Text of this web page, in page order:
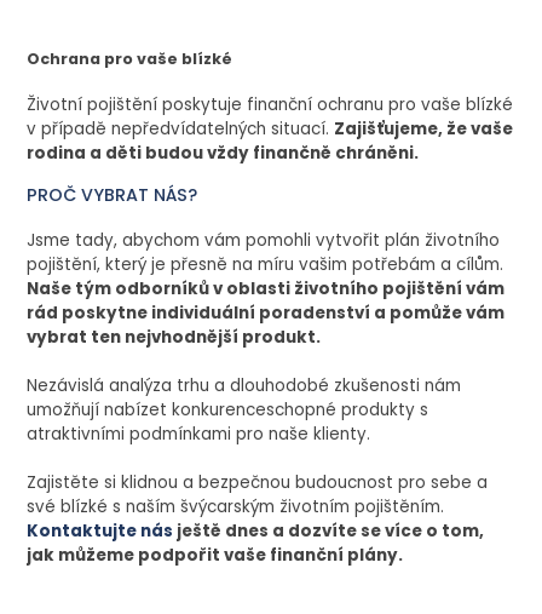
Ochrana pro vaše blízké
Životní pojištění poskytuje finanční ochranu pro vaše blízké
v případě nepředvídatelných situací. Zajišťujeme, že vaše
rodina a děti budou vždy finančně chráněni.
PROČ VYBRAT NÁS?
Jsme tady, abychom vám pomohli vytvořit plán životního
pojištění, který je přesně na míru vašim potřebám a cílům.
Naše tým odborníků v oblasti životního pojištění vám
rád poskytne individuální poradenství a pomůže vám
vybrat ten nejvhodnější produkt.
Nezávislá analýza trhu a dlouhodobé zkušenosti nám
umožňují nabízet konkurenceschopné produkty s
atraktivními podmínkami pro naše klienty.
Zajistěte si klidnou a bezpečnou budoucnost pro sebe a
své blízké s naším švýcarským životním pojištěním.
Kontaktujte nás ještě dnes a dozvíte se více o tom,
jak můžeme podpořit vaše finanční plány.